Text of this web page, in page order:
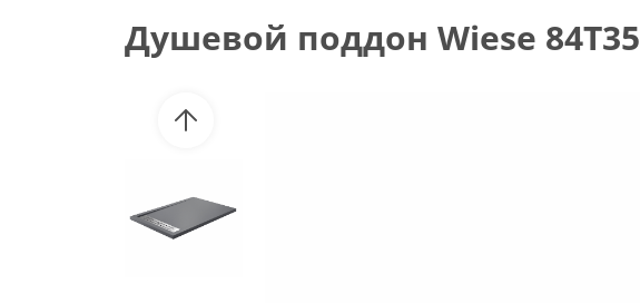
Душевой поддон Wiese 84T35